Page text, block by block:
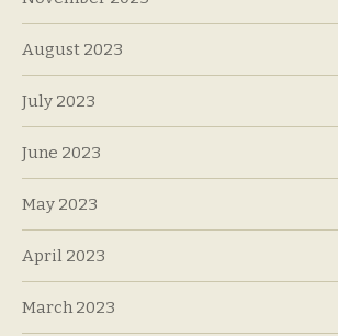
August 2023
July 2023
June 2023
May 2023
April 2023
March 2023